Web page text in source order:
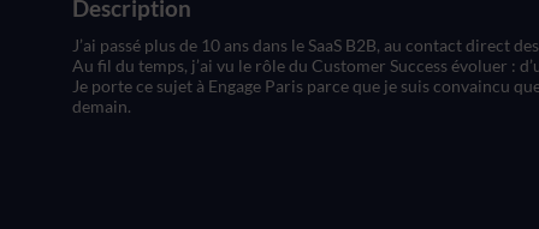
Description
J’ai passé plus de 10 ans dans le SaaS B2B, au contact
Au fil du temps, j’ai vu le rôle du Customer Success évoluer :
Je porte ce sujet à Engage Paris parce que je suis convaincu
demain.